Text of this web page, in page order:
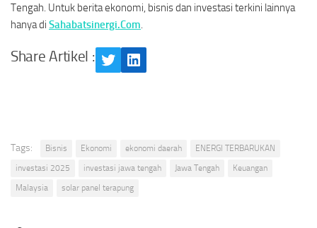
Tengah. Untuk berita ekonomi, bisnis dan investasi terkini lainnya
hanya di Sahabatsinergi.Com.
Share Artikel :
TwitterLinkedIn
Tags: Bisnis Ekonomi ekonomi daerah
ENERGI TERBARUKAN
investasi 2025
investasi jawa tengah Jawa Tengah
Keuangan
Malaysia
solar panel terapung